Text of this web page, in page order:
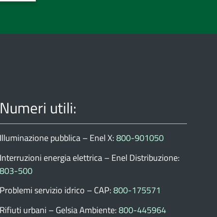
Numeri utili:
Illuminazione pubblica – Enel X:800-901050
Interruzioni energia elettrica – Enel Distribuzione:
803-500
Problemi servizio idrico – CAP:800-175571
Rifiuti urbani – Gelsia Ambiente:800-445964